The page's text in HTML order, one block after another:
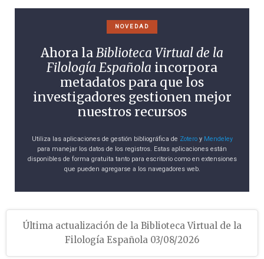
NOVEDAD
Ahora laBiblioteca Virtual de la
Filología Española incorpora
metadatos para que los
investigadores gestionen mejor
nuestros recursos
Utiliza las aplicaciones de gestión bibliográfica de Zoteroy Mendeley
para manejar los datos de los registros. Estas aplicaciones están
disponibles de forma gratuita tanto para escritorio como en extensiones
que pueden agregarse a los navegadores web.
Última actualización de la Biblioteca Virtual de la
Filología Española 03/08/2026